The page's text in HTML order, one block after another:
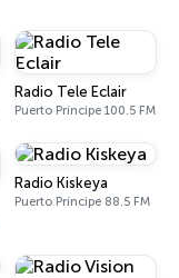
Radio Tele Eclair
Puerto Príncipe 100.5 FM
Radio Kiskeya
Puerto Príncipe 88.5 FM